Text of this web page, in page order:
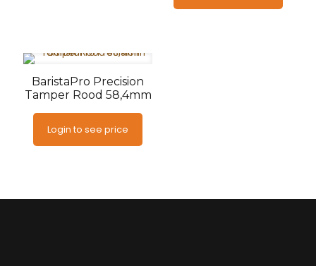
BaristaPro Precision
Tamper Rood 58,4mm
Login to see price